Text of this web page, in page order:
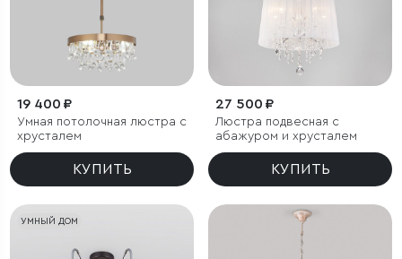
19 400 ₽
Умная потолочная люстра с
хрусталем
КУПИТЬ
27 500 ₽
Люстра подвесная с
абажуром и хрусталем
КУПИТЬ
УМНЫЙ ДОМ